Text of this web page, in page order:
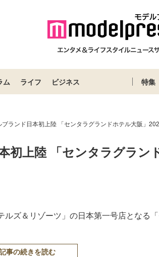
ム ライフ ビジネス 特集
ランド日本初上陸 「センタラグランドホテル大阪」
初上陸 「センタラグラン
ズ＆リゾーツ」の日本第⼀号店となる
事の続きを読む